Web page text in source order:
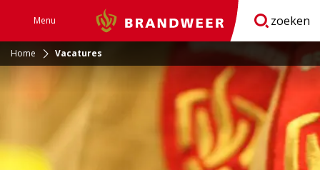
Menu Brandweer zoeken
Home Vacatures